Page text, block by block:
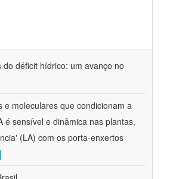
déficit hídrico: um avanço no
moleculares que condicionam a
é sensível e dinâmica nas plantas,
(LA) com os porta-enxertos